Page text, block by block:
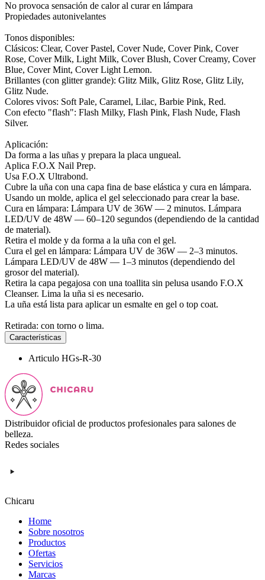
No provoca sensación de calor al curar en lámpara
Propiedades autonivelantes
Tonos disponibles:
Clásicos: Clear, Cover Pastel, Cover Nude, Cover Pink, Cover
Rose, Cover Milk, Light Milk, Cover Blush, Cover Creamy, Cover
Blue, Cover Mint, Cover Light Lemon.
Brillantes (con glitter grande): Glitz Milk, Glitz Rose, Glitz Lily,
Glitz Nude.
Colores vivos: Soft Pale, Caramel, Lilac, Barbie Pink, Red.
Con efecto "flash": Flash Milky, Flash Pink, Flash Nude, Flash
Silver.
Aplicación:
Da forma a las uñas y prepara la placa ungueal.
Aplica F.O.X Nail Prep.
Usa F.O.X Ultrabond.
Cubre la uña con una capa fina de base elástica y cura en lámpara.
Usando un molde, aplica el gel seleccionado para crear la base.
Cura en lámpara: Lámpara UV de 36W — 2 minutos. Lámpara
LED/UV de 48W — 60–120 segundos (dependiendo de la cantidad
de material).
Retira el molde y da forma a la uña con el gel.
Cura el gel en lámpara: Lámpara UV de 36W — 2–3 minutos.
Lámpara LED/UV de 48W — 1–3 minutos (dependiendo del
grosor del material).
Retira la capa pegajosa con una toallita sin pelusa usando F.O.X
Cleanser. Lima la uña si es necesario.
La uña está lista para aplicar un esmalte en gel o top coat.
Retirada: con torno o lima.
Características
Articulo HGs-R-30
Distribuidor oficial de productos profesionales para salones de
belleza.
Redes sociales
Chicaru
Home
Sobre nosotros
Productos
Ofertas
Servicios
Marcas